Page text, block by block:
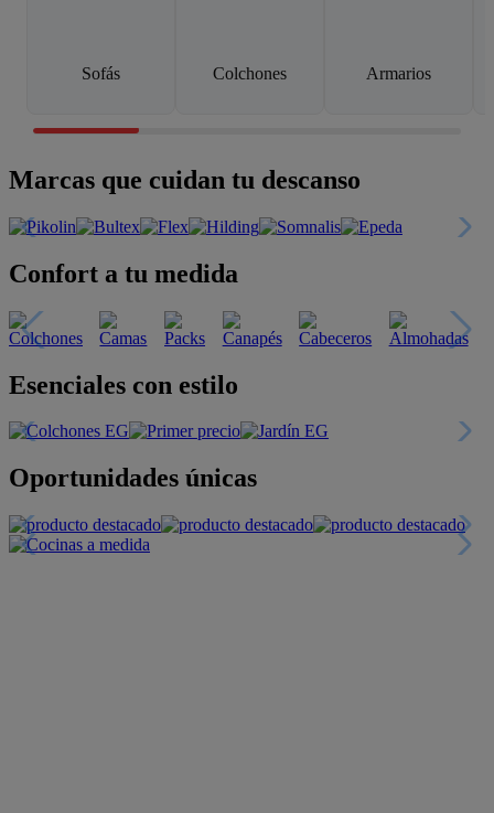
Sofás Colchones Armarios
Marcas que cuidan tu descanso
Confort a tu medida
Esenciales con estilo
Oportunidades únicas